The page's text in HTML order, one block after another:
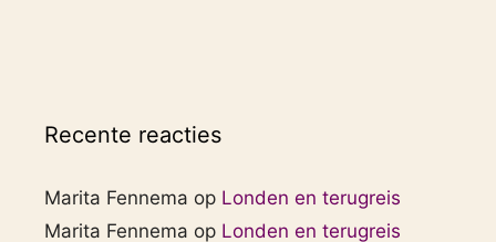
Recente reacties
Marita Fennema op Londen en terugreis
Marita Fennema op Londen en terugreis